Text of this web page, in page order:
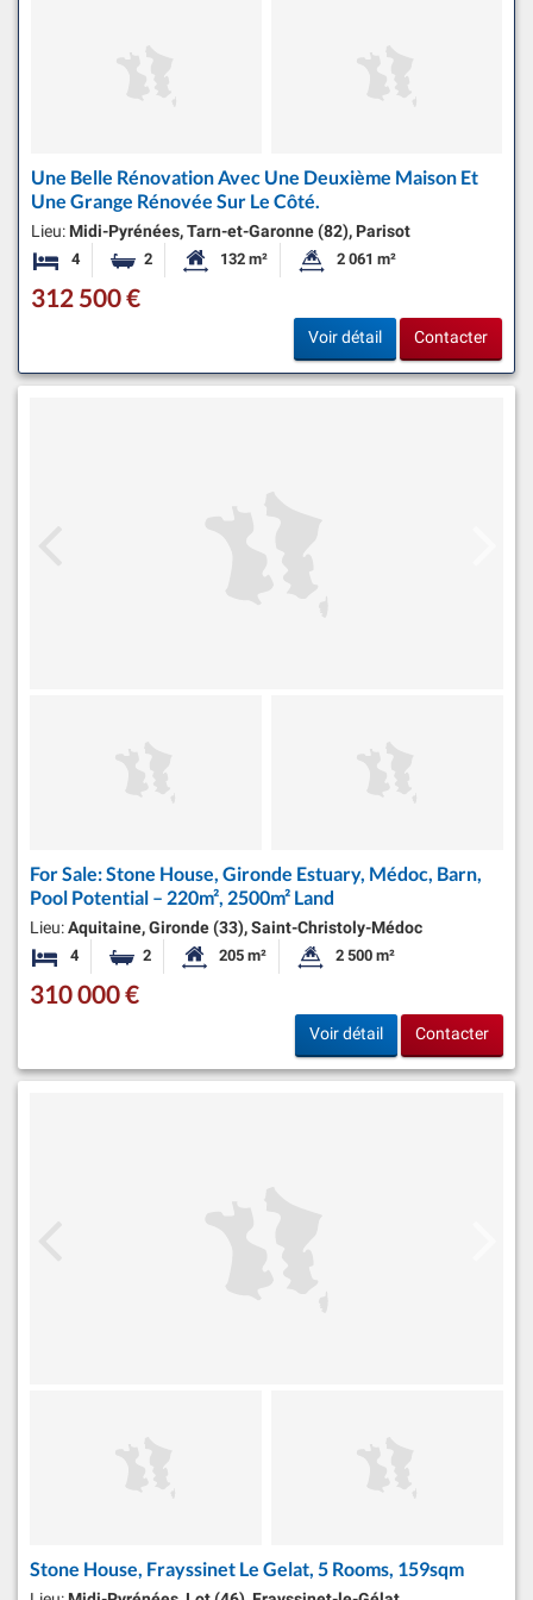
Une Belle Rénovation Avec Une Deuxième Maison Et
Une Grange Rénovée Sur Le Côté.
Lieu: Midi-Pyrénées, Tarn-et-Garonne (82), Parisot
4 Chambres
2 Salles de bainsSurface habitable:
132 m² Superficie du terrain:
2 061 m²
312 500 €
Voir détail Contacter
For Sale: Stone House, Gironde Estuary, Médoc, Barn,
Pool Potential – 220m², 2500m² Land
Lieu:Aquitaine, Gironde (33), Saint-Christoly-Médoc
4 Chambres
2 Salles de bainsSurface habitable:
205 m² Superficie du terrain:
2 500 m²
310 000 €
Voir détail Contacter
Stone House, Frayssinet Le Gelat, 5 Rooms, 159sqm